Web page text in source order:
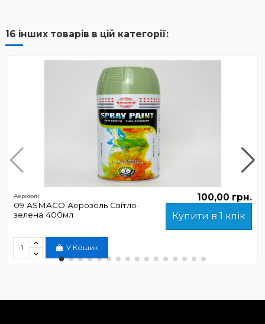
16 інших товарів в цій категорії:
Аерозолі
09 ASMACO Аерозоль Світло-
зелена 400мл
100,00 грн.
Купити в 1 клік
У Кошик